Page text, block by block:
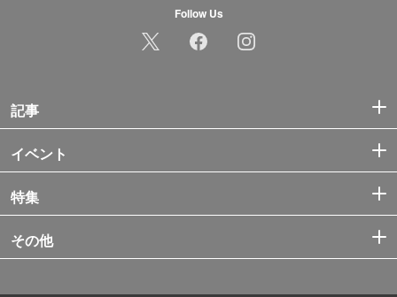
Follow Us
記事
イベント
特集
その他